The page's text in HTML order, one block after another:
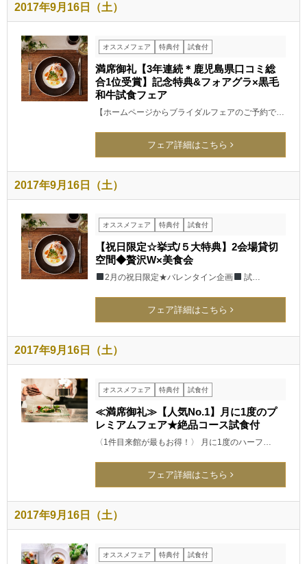
2017年9月16日（土）
オススメフェア 特典付 試食付
満席御礼【3年連続＊鹿児島県口コミ総
合1位受賞】記念特典&フォアグラ×黒毛
和牛試食フェア
【ホームページからブライダルフェアのご予約で…
フェア詳細はこちら
2017年9月16日（土）
オススメフェア 特典付 試食付
【祝日限定☆挙式/５大特典】2会場貸切
空間◆贅沢W×美食会
2月の祝日限定★バレンタイン企画 試…
フェア詳細はこちら
2017年9月16日（土）
オススメフェア 特典付 試食付
≪満席御礼≫【人気No.1】月に1度のプ
レミアムフェア★絶品コース試食付
〈1件目来館が最もお得！〉 月に1度のハーフ…
フェア詳細はこちら
2017年9月16日（土）
オススメフェア 特典付 試食付